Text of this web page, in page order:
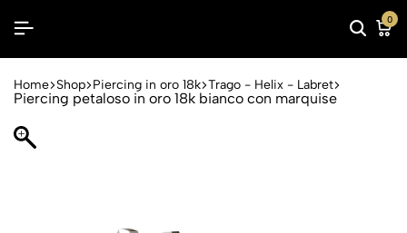
0
Home Shop Piercing in oro 18k Trago - Helix - Labret
Piercing petaloso in oro 18k bianco con marquise